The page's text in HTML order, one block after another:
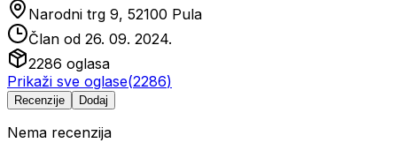
Narodni trg 9, 52100 Pula
Član od 26. 09. 2024.
2286 oglasa
Prikaži sve oglase(2286)
Recenzije Dodaj
Nema recenzija